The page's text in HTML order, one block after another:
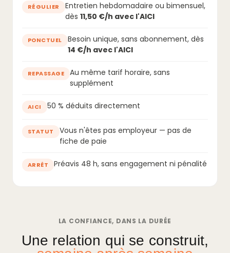
RÉGULIER
Entretien hebdomadaire ou bimensuel,
dès 11,50 €/h avec l'AICI
PONCTUEL
Besoin unique, sans abonnement, dès
14 €/h avec l'AICI
REPASSAGE
Au même tarif horaire, sans
supplément
AICI 50 % déduits directement
STATUT
Vous n'êtes pas employeur — pas de
fiche de paie
ARRÊT Préavis 48 h, sans engagement ni pénalité
LA CONFIANCE, DANS LA DURÉE
Une relation qui se construit,